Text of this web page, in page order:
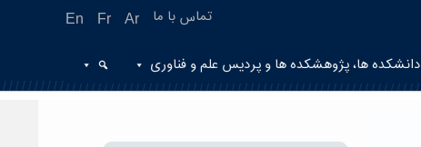
En Fr Ar تماس با ما
دانشکده ها، پژوهشکده ها و پردیس علم و فناوری